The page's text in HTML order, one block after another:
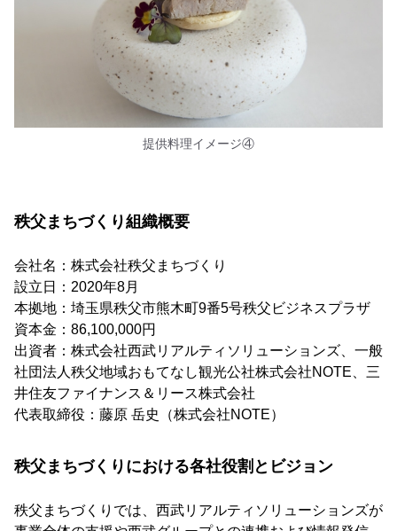
提供料理イメージ④
秩父まちづくり組織概要
会社名：株式会社秩父まちづくり
設立日：2020年8月
本拠地：埼玉県秩父市熊木町9番5号秩父ビジネスプラザ
資本金：86,100,000円
出資者：株式会社西武リアルティソリューションズ、一般
社団法人秩父地域おもてなし観光公社株式会社NOTE、三
井住友ファイナンス＆リース株式会社
代表取締役：藤原 岳史（株式会社NOTE）
秩父まちづくりにおける各社役割とビジョン
秩父まちづくりでは、西武リアルティソリューションズが